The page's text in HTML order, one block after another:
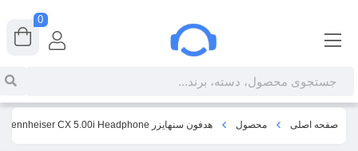
صفحه اصلی محصول هدفون سنهایزر Sennheiser CX 5.00i Headphone
0